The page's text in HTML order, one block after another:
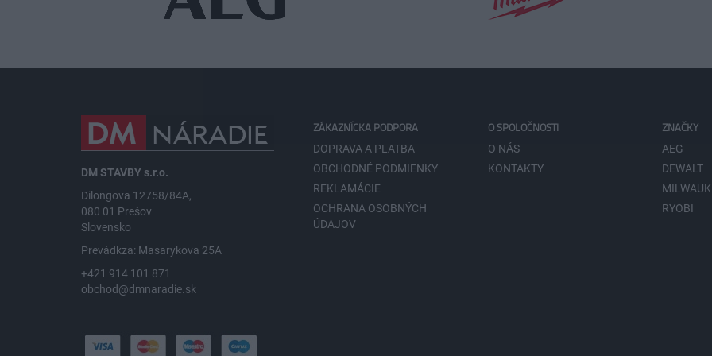
DM STAVBY s.r.o.
Dilongova 12758/84A,
080 01 Prešov
Slovensko
Prevádkza: Masarykova 25A
+421 914 101 871
obchod@dmnaradie.sk
ZÁKAZNÍCKA PODPORA
DOPRAVA A PLATBA
OBCHODNÉ PODMIENKY
REKLAMÁCIE
OCHRANA OSOBNÝCH
ÚDAJOV
O SPOLOČNOSTI
O NÁS
KONTAKTY
ZNAČKY
AEG
DEWALT
RYOBI